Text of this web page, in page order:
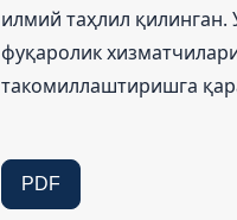
илмий таҳлил қилинган.
фуқаролик
такомиллаштиришга
PDF